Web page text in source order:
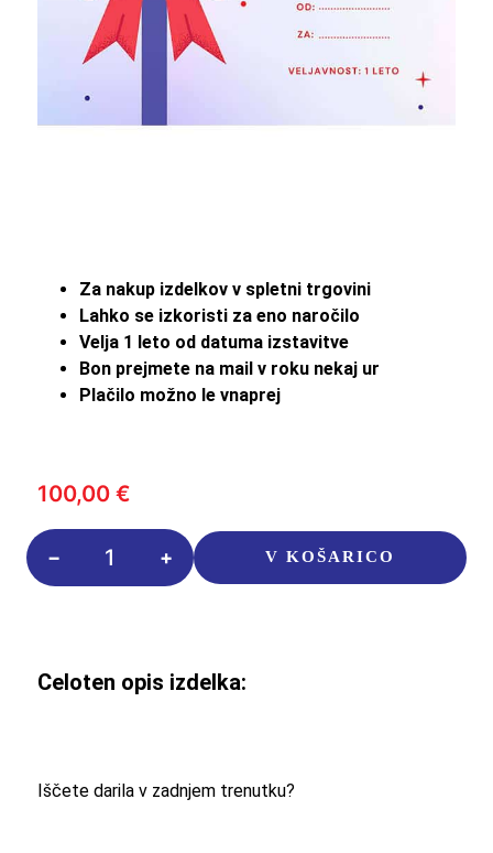
Za nakup izdelkov v spletni trgovini
Lahko se izkoristi za eno naročilo
Velja 1 leto od datuma izstavitve
Bon prejmete na mail v roku nekaj ur
Plačilo možno le vnaprej
100,00 €
bon
100€
V KOŠARICO
Celoten opis izdelka:
Iščete darila v zadnjem trenutku?